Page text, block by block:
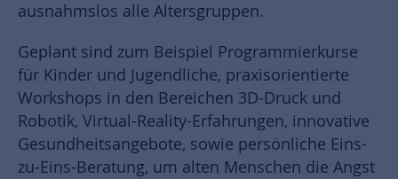
ausnahmslos alle Altersgruppen.
Geplant sind zum Beispiel Programmierkurse
für Kinder und Jugendliche, praxisorientierte
Workshops in den Bereichen 3D-Druck und
Robotik, Virtual-Reality-Erfahrungen, innovative
Gesundheitsangebote, sowie persönliche Eins-
zu-Eins-Beratung, um alten Menschen die Angst